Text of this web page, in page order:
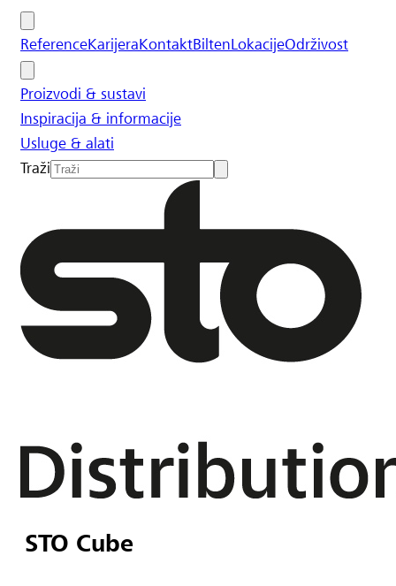
ReferenceKarijeraKontaktBiltenLokacijeOdrživost
Proizvodi & sustavi
Inspiracija & informacije
Usluge & alati
Traži
STO Cube